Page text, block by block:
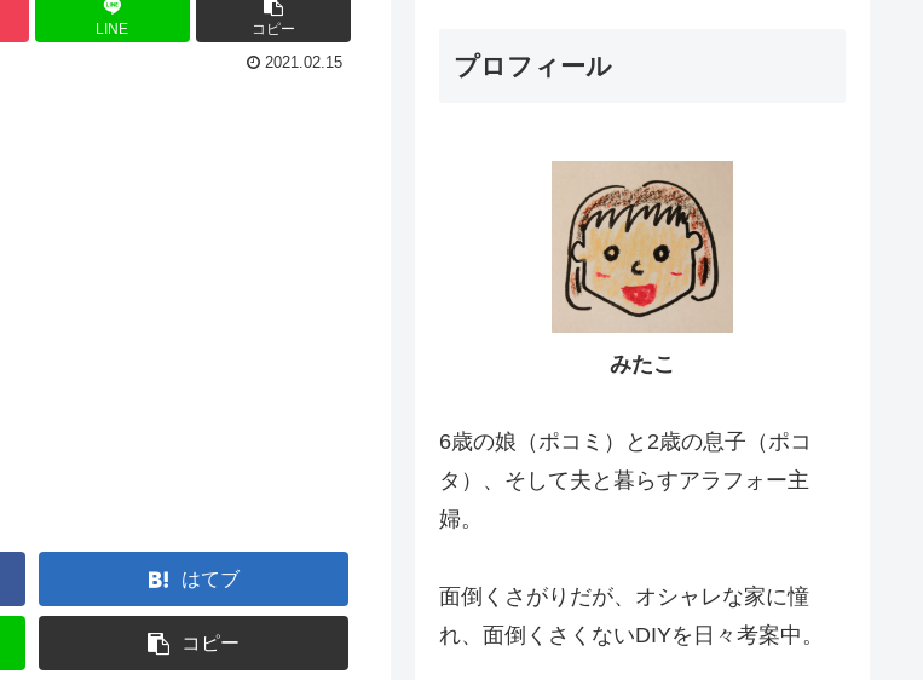
LINE コピー
2021.02.15
はてブ
コピー
プロフィール
みたこ
6歳の娘（ポコミ）と2歳の息子（ポコ
タ）、そして夫と暮らすアラフォー主
婦。
面倒くさがりだが、オシャレな家に憧
れ、面倒くさくないDIYを日々考案中。